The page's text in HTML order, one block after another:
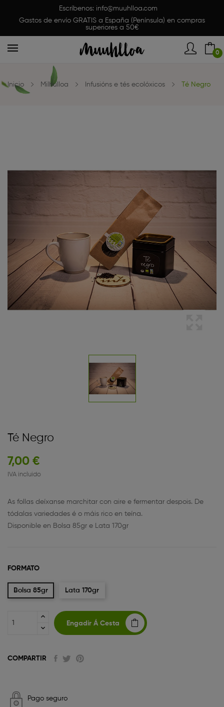
Escríbenos: info@muuhlloa.com
Gastos de envío GRATIS a España (Península) en compras
superiores a 50€
0
Inicio Milhulloa Infusións e tés ecolóxicos Té Negro
Té Negro
7,00 €
IVA incluido
As follas deíxanse marchitar con aire e fermentar despois. De
tódalas variedades é o máis rico en teína.
Disponible en Bolsa 85gr e Lata 170gr
FORMATO
Bolsa 85gr Lata 170gr
Engadir Á Cesta
COMPARTIR
Pago seguro